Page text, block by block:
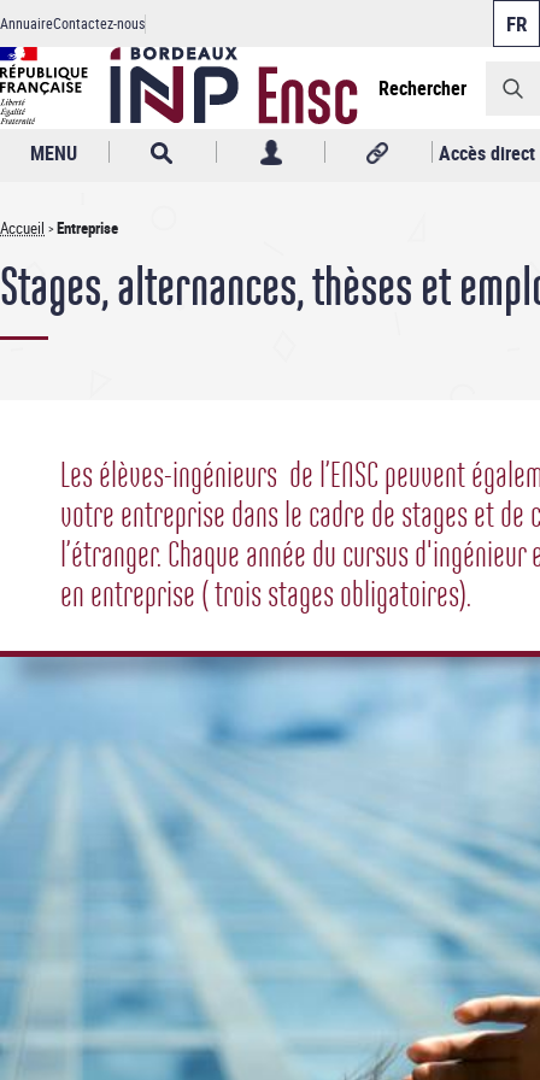
Aller
au
contenu
principal
Header
AnnuaireContactez-nous
Rechercher
MENU Accès direct
Fil
d'Ariane
Accueil Entreprise
Stages, alternances, thèses et
Les élèves-ingénieurs de l’ENSC peuvent
votre entreprise dans le cadre de stages et de
l’étranger. Chaque année du cursus
en entreprise ( trois stages obligatoires).
Panneau de gestion des cookies